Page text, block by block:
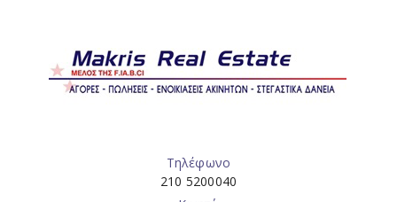
Τηλέφωνο
210 5200040